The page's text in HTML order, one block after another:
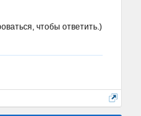
чтобы ответить.)